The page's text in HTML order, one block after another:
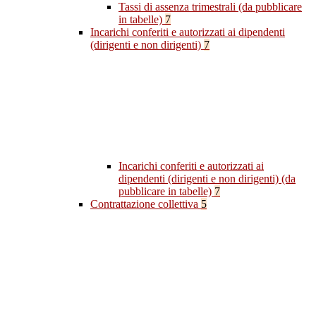
Tassi di assenza trimestrali (da pubblicare
in tabelle) 7
Incarichi conferiti e autorizzati ai dipendenti
(dirigenti e non dirigenti) 7
Incarichi conferiti e autorizzati ai
dipendenti (dirigenti e non dirigenti) (da
pubblicare in tabelle) 7
Contrattazione collettiva 5